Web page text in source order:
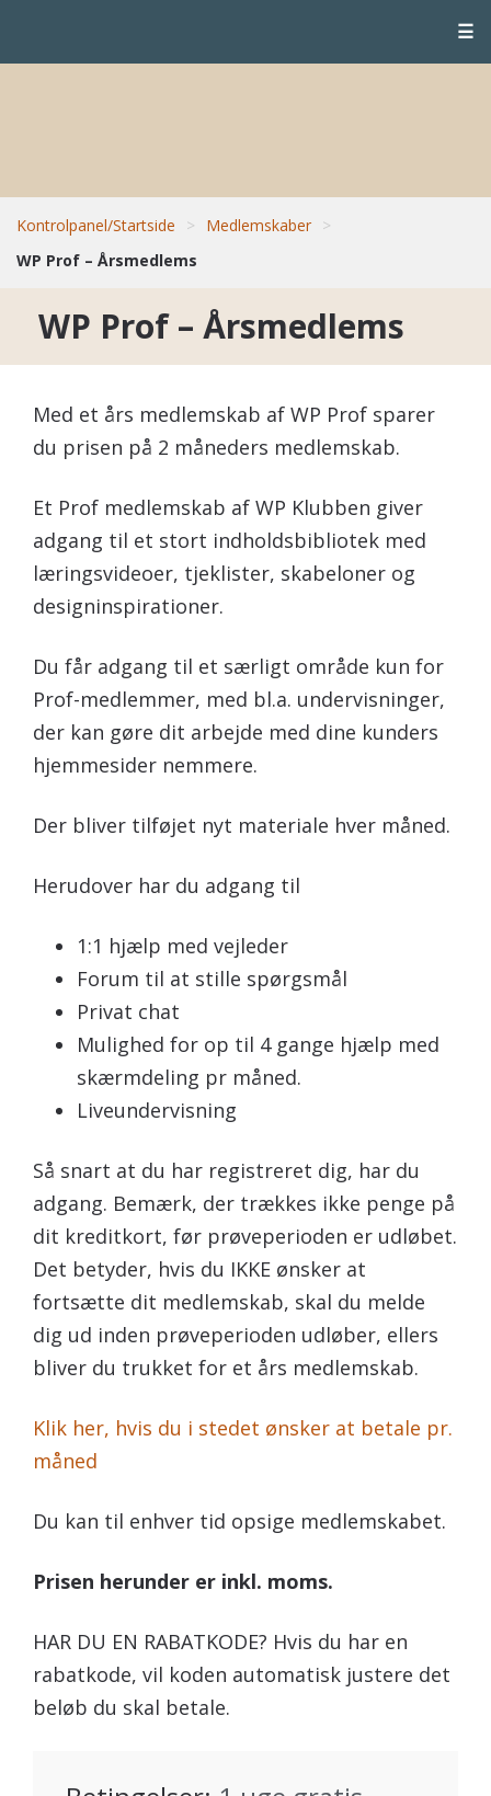
☰
Kontrolpanel/Startside > Medlemskaber >
WP Prof – Årsmedlems
WP Prof – Årsmedlems
Med et års medlemskab af WP Prof sparer
du prisen på 2 måneders medlemskab.
Et Prof medlemskab af WP Klubben giver
adgang til et stort indholdsbibliotek med
læringsvideoer, tjeklister, skabeloner og
designinspirationer.
Du får adgang til et særligt område kun for
Prof-medlemmer, med bl.a. undervisninger,
der kan gøre dit arbejde med dine kunders
hjemmesider nemmere.
Der bliver tilføjet nyt materiale hver måned.
Herudover har du adgang til
1:1 hjælp med vejleder
Forum til at stille spørgsmål
Privat chat
Mulighed for op til 4 gange hjælp med
skærmdeling pr måned.
Liveundervisning
Så snart at du har registreret dig, har du
adgang. Bemærk, der trækkes ikke penge på
dit kreditkort, før prøveperioden er udløbet.
Det betyder, hvis du IKKE ønsker at
fortsætte dit medlemskab, skal du melde
dig ud inden prøveperioden udløber, ellers
bliver du trukket for et års medlemskab.
Klik her, hvis du i stedet ønsker at betale pr.
måned
Du kan til enhver tid opsige medlemskabet.
Prisen herunder er inkl. moms.
HAR DU EN RABATKODE? Hvis du har en
rabatkode, vil koden automatisk justere det
beløb du skal betale.